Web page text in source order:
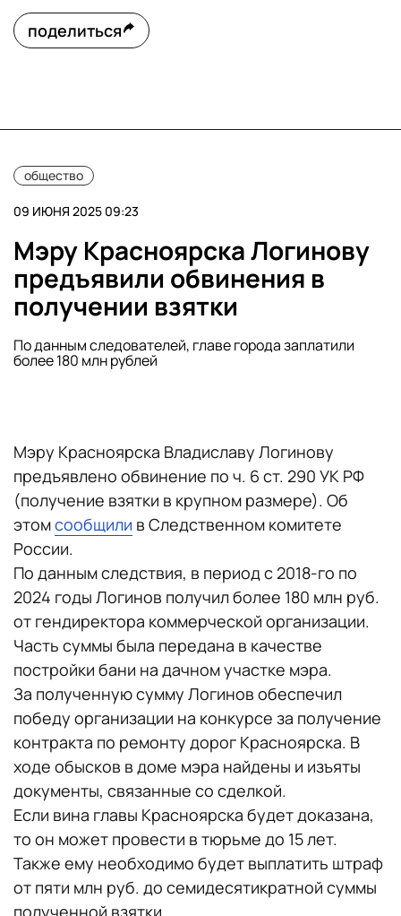
поделиться
общество
09 ИЮНЯ 2025 09:23
Мэру Красноярска Логинову
предъявили обвинения в
получении взятки
По данным следователей, главе города заплатили
более 180 млн рублей
Мэру Красноярска Владиславу Логинову
предъявлено обвинение по ч. 6 ст. 290 УК РФ
(получение взятки в крупном размере). Об
этомсообщили в Следственном комитете
России.
По данным следствия, в период с 2018-го по
2024 годы Логинов получил более 180 млн руб.
от гендиректора коммерческой организации.
Часть суммы была передана в качестве
постройки бани на дачном участке мэра.
За полученную сумму Логинов обеспечил
победу организации на конкурсе за получение
контракта по ремонту дорог Красноярска. В
ходе обысков в доме мэра найдены и изъяты
документы, связанные со сделкой.
Если вина главы Красноярска будет доказана,
то он может провести в тюрьме до 15 лет.
Также ему необходимо будет выплатить штраф
от пяти млн руб. до семидесятикратной суммы
полученной взятки.